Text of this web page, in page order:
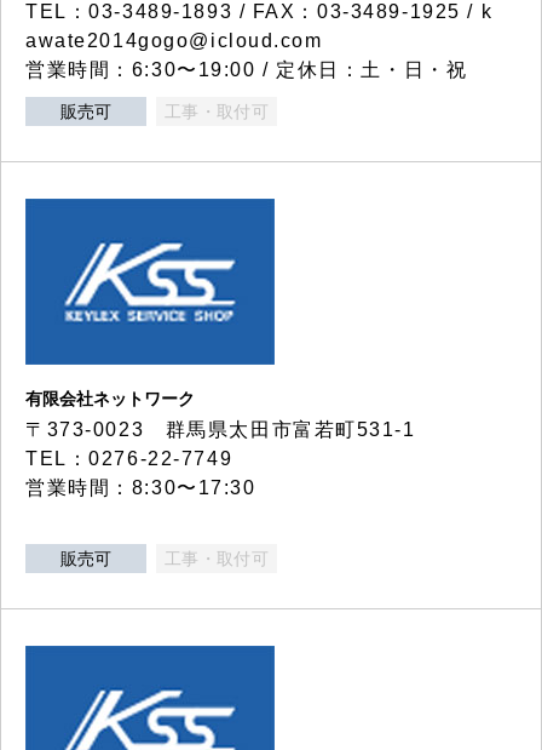
TEL：03-3489-1893 / FAX：03-3489-1925 / k
awate2014gogo@icloud.com
営業時間：6:30〜19:00 / 定休日：土・日・祝
販売可 工事・取付可
有限会社ネットワーク
〒373-0023 群馬県太田市富若町531-1
TEL：0276-22-7749
営業時間：8:30〜17:30
販売可 工事・取付可